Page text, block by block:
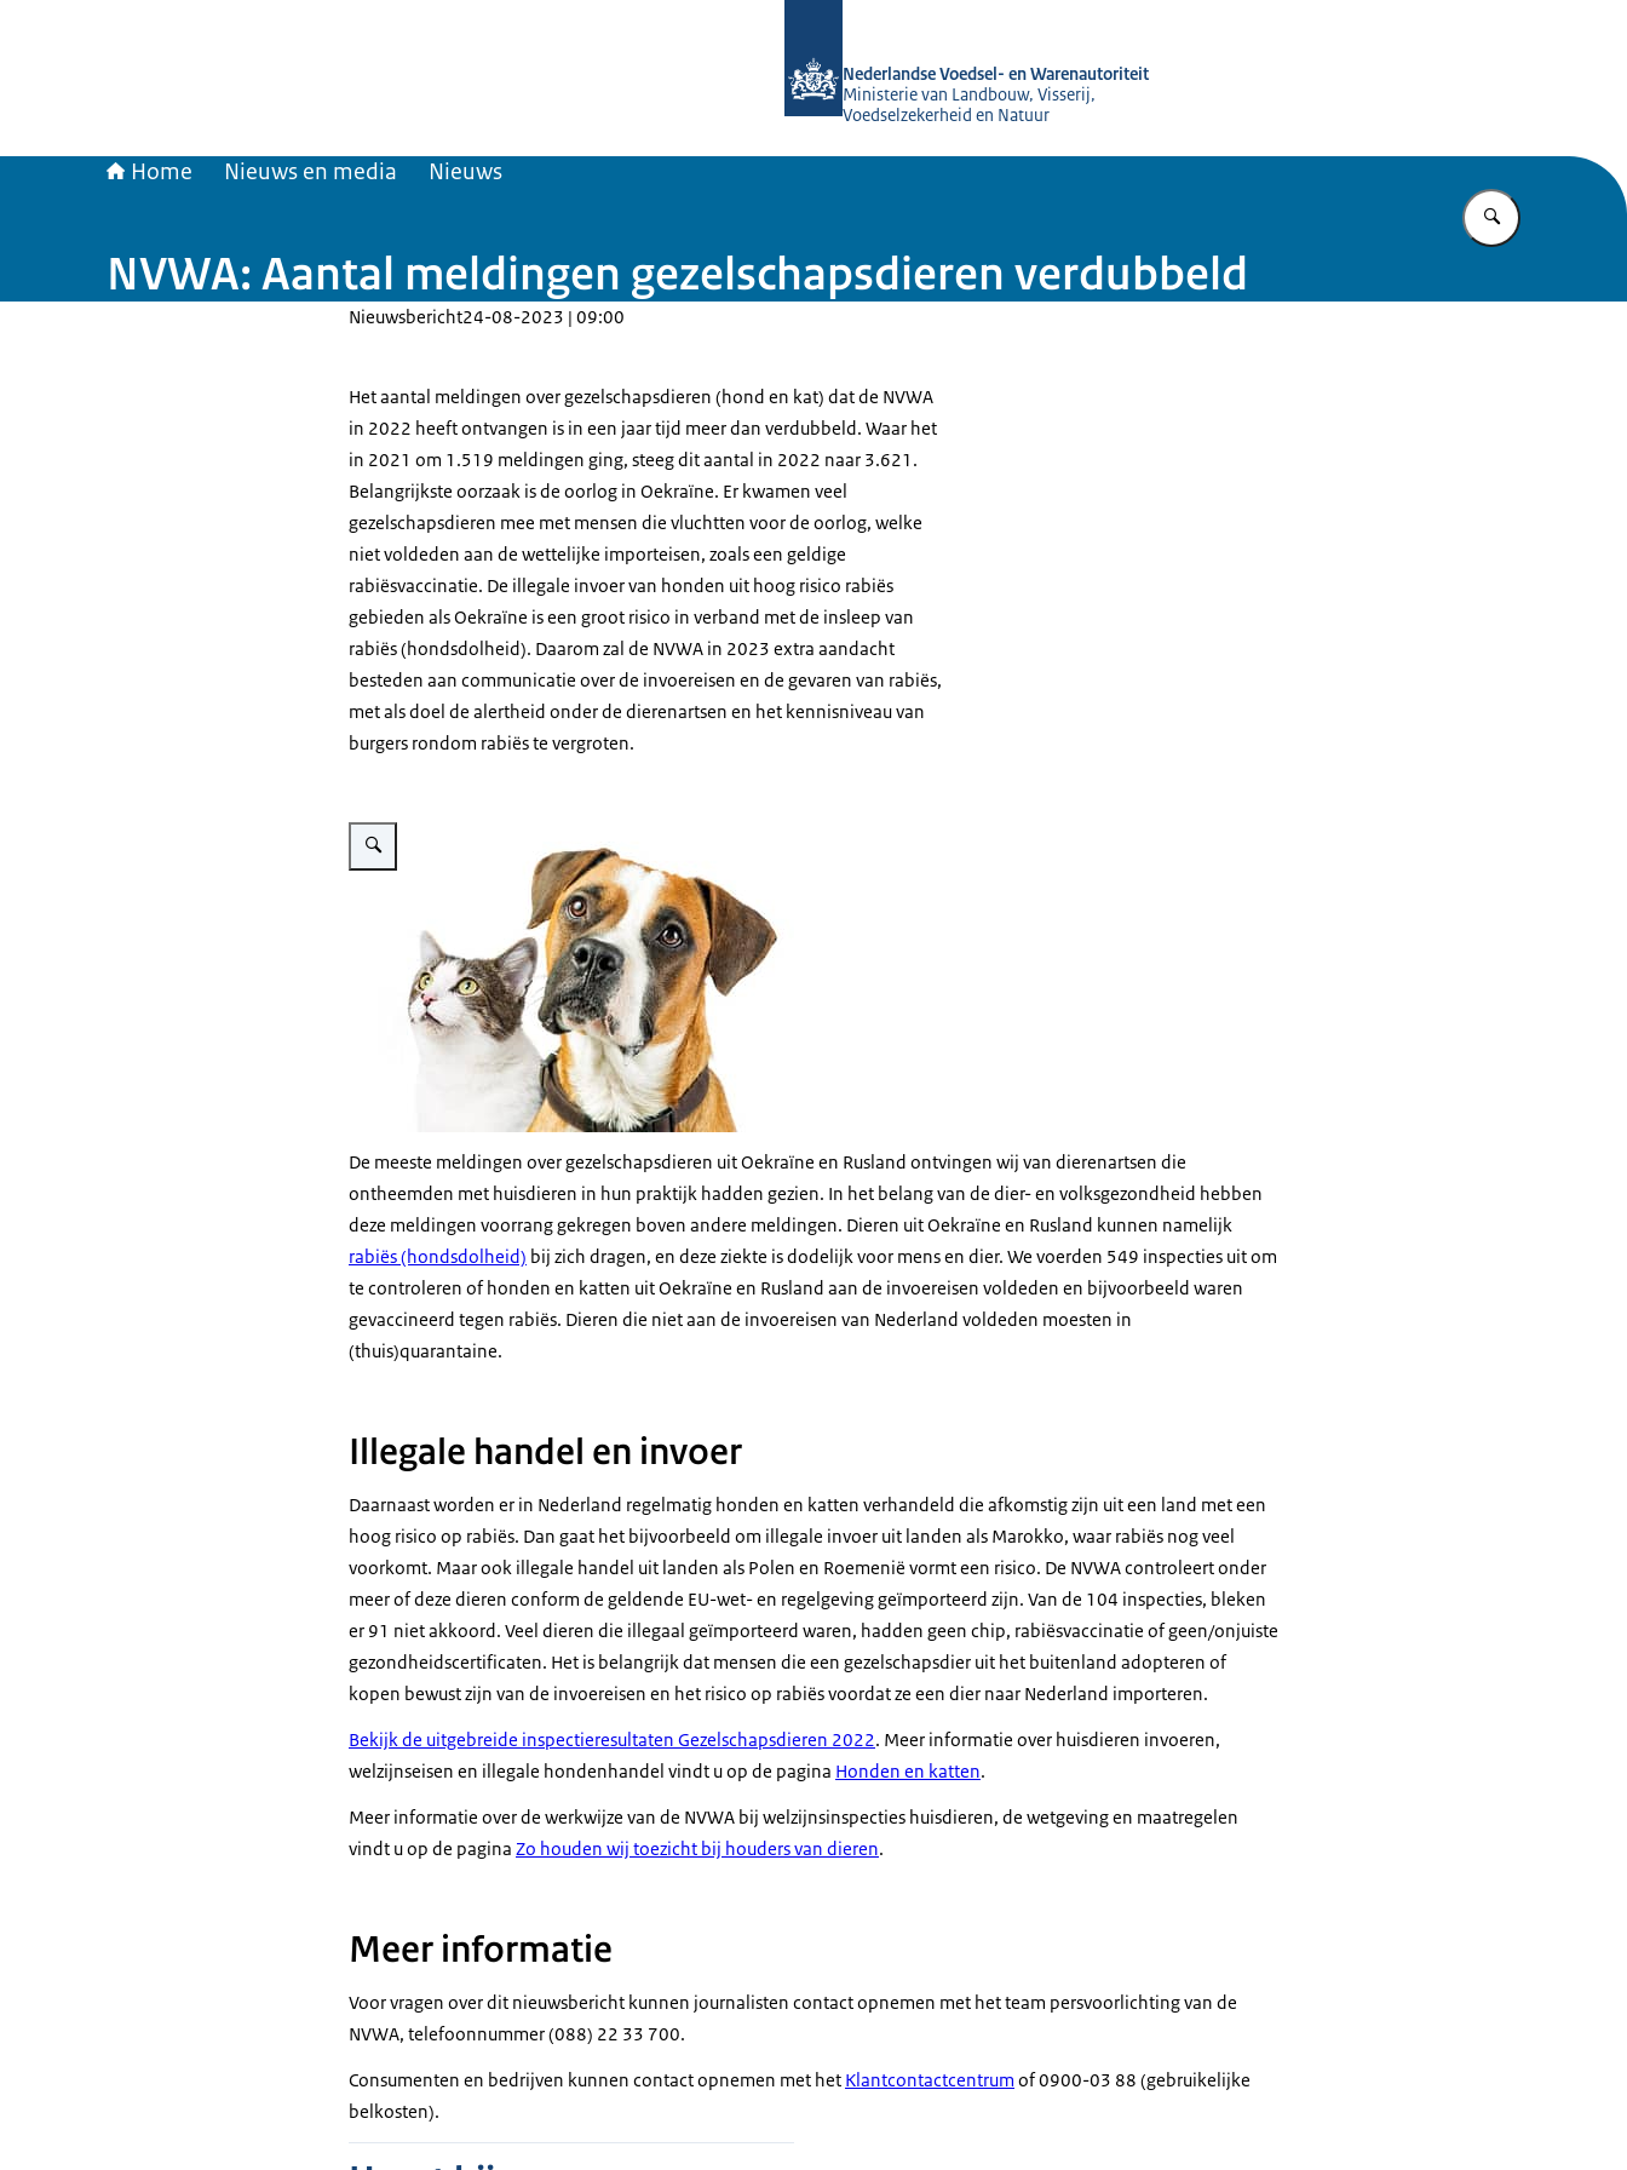
Nederlandse Voedsel- en Warenautoriteit
Ministerie van Landbouw, Visserij,
Voedselzekerheid en Natuur
Home Nieuws en media Nieuws
Vul in wat u
NVWA: Aantal meldingen gezelschapsdieren verdubbeld
Nieuwsbericht24-08-2023 | 09:00
Het aantal meldingen over gezelschapsdieren (hond en kat) dat de NVWA
in 2022 heeft ontvangen is in een jaar tijd meer dan verdubbeld. Waar het
in 2021 om 1.519 meldingen ging, steeg dit aantal in 2022 naar 3.621.
Belangrijkste oorzaak is de oorlog in Oekraïne. Er kwamen veel
gezelschapsdieren mee met mensen die vluchtten voor de oorlog, welke
niet voldeden aan de wettelijke importeisen, zoals een geldige
rabiësvaccinatie. De illegale invoer van honden uit hoog risico rabiës
gebieden als Oekraïne is een groot risico in verband met de insleep van
rabiës (hondsdolheid). Daarom zal de NVWA in 2023 extra aandacht
besteden aan communicatie over de invoereisen en de gevaren van rabiës,
met als doel de alertheid onder de dierenartsen en het kennisniveau van
burgers rondom rabiës te vergroten.
Vergroot afbeelding Hond en kat
De meeste meldingen over gezelschapsdieren uit Oekraïne en Rusland ontvingen wij van dierenartsen die
ontheemden met huisdieren in hun praktijk hadden gezien. In het belang van de dier- en volksgezondheid hebben
deze meldingen voorrang gekregen boven andere meldingen. Dieren uit Oekraïne en Rusland kunnen namelijk
rabiës (hondsdolheid) bij zich dragen, en deze ziekte is dodelijk voor mens en dier. We voerden 549 inspecties uit om
te controleren of honden en katten uit Oekraïne en Rusland aan de invoereisen voldeden en bijvoorbeeld waren
gevaccineerd tegen rabiës. Dieren die niet aan de invoereisen van Nederland voldeden moesten in
(thuis)quarantaine.
Illegale handel en invoer
Daarnaast worden er in Nederland regelmatig honden en katten verhandeld die afkomstig zijn uit een land met een
hoog risico op rabiës. Dan gaat het bijvoorbeeld om illegale invoer uit landen als Marokko, waar rabiës nog veel
voorkomt. Maar ook illegale handel uit landen als Polen en Roemenië vormt een risico. De NVWA controleert onder
meer of deze dieren conform de geldende EU-wet- en regelgeving geïmporteerd zijn. Van de 104 inspecties, bleken
er 91 niet akkoord. Veel dieren die illegaal geïmporteerd waren, hadden geen chip, rabiësvaccinatie of geen/onjuiste
gezondheidscertificaten. Het is belangrijk dat mensen die een gezelschapsdier uit het buitenland adopteren of
kopen bewust zijn van de invoereisen en het risico op rabiës voordat ze een dier naar Nederland importeren.
Bekijk de uitgebreide inspectieresultaten Gezelschapsdieren 2022. Meer informatie over huisdieren invoeren,
welzijnseisen en illegale hondenhandel vindt u op de pagina Honden en katten.
Meer informatie over de werkwijze van de NVWA bij welzijnsinspecties huisdieren, de wetgeving en maatregelen
vindt u op de pagina Zo houden wij toezicht bij houders van dieren.
Meer informatie
Voor vragen over dit nieuwsbericht kunnen journalisten contact opnemen met het team persvoorlichting van de
NVWA, telefoonnummer (088) 22 33 700.
Consumenten en bedrijven kunnen contact opnemen met het Klantcontactcentrum of 0900-03 88 (gebruikelijke
belkosten).